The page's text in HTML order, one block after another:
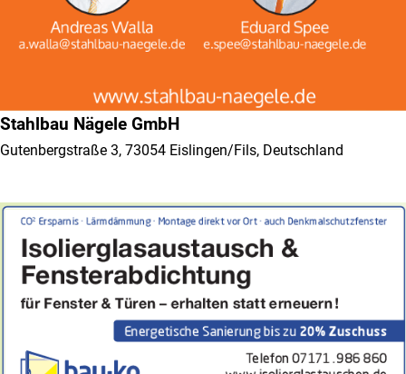
Stahlbau Nägele GmbH
Gutenbergstraße 3, 73054 Eislingen/Fils, Deutschland